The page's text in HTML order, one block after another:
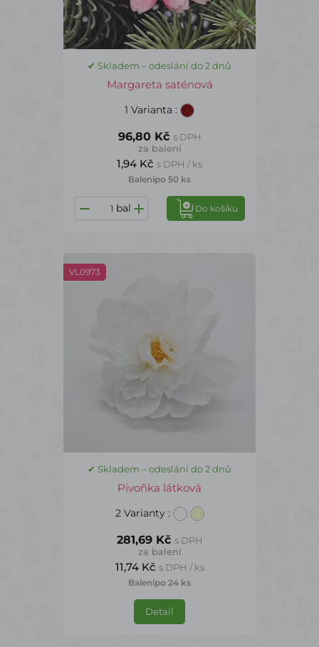
✔ Skladem – odeslání do 2 dnů
Margareta saténová
1 Varianta :
96,80 Kč s DPH
za balení
1,94 Kč s DPH / ks
Balenípo 50 ks
bal Do košíku
VL0973
✔ Skladem – odeslání do 2 dnů
Pivoňka látková
2 Varianty :
281,69 Kč s DPH
za balení
11,74 Kč s DPH / ks
Balenípo 24 ks
Detail